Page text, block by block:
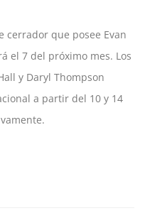
cerrador que posee Evan
el 7 del próximo mes. Los
y Daryl Thompson
a partir del 10 y 14